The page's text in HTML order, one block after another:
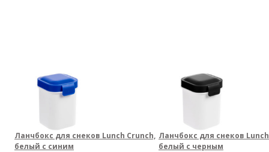
Ланчбокс для снеков Lunch Crunch,
белый с синим
Ланчбокс для снеков
белый с черным